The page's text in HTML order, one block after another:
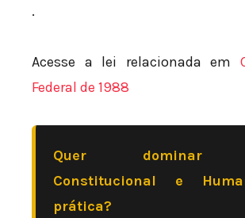
.
Acesse a lei relacionada em
Federal de 1988
Quer dominar
Constitucional e
prática?